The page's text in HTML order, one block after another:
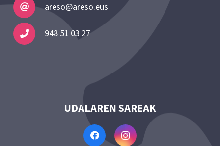
areso@areso.eus
948 51 03 27
UDALAREN SAREAK